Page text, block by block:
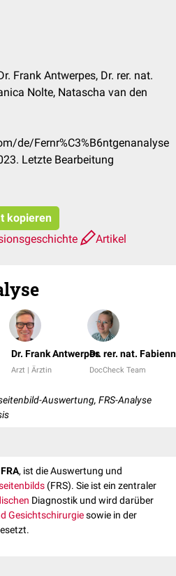
Frank Antwerpes, Dr. rer. nat.
Nolte, Natascha van den
de/Fernr%C3%B6ntgenanalyse
Letzte Bearbeitung
kopieren
Artikel
Dr. Frank Antwerpes
Arzt | Ärztin
Dr. rer. nat.
DocCheck Team
Auswertung, FRS-Analyse
FRA, ist die Auswertung und
(FRS). Sie ist ein zentraler
Diagnostik und wird darüber
Gesichtschirurgiesowie in der